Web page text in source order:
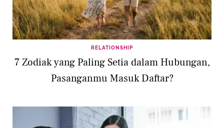
RELATIONSHIP
7 Zodiak yang Paling Setia dalam Hubungan,
Pasanganmu Masuk Daftar?